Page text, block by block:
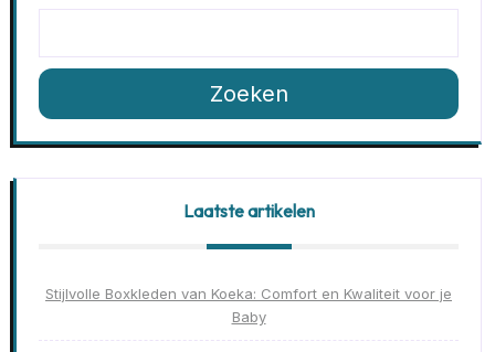
Zoeken
Laatste artikelen
Stijlvolle Boxkleden van Koeka: Comfort en Kwaliteit voor je
Baby